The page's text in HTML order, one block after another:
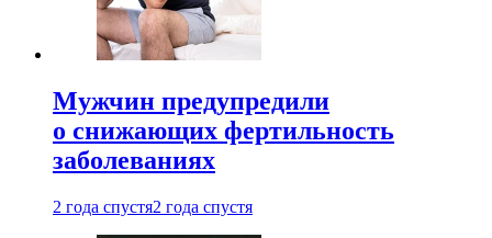
Мужчин предупредили
о снижающих фертильность
заболеваниях
2 года спустя2 года спустя